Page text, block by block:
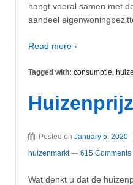
hangt vooral samen met
aandeel
Read more ›
Tagged with: consumptie,
Posted on January 5, 2020
huizenmarkt — 615 Comments
Wat denkt u dat de